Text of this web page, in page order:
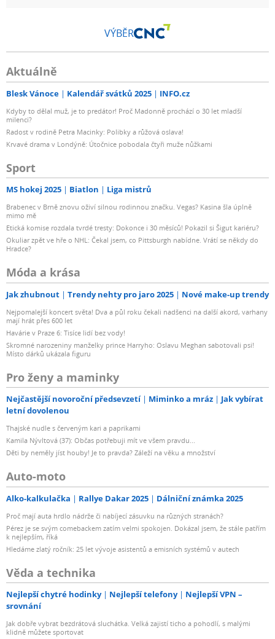
- konstrukce: MDF, povrchová úprava černá dýha
- rozměry: 45,7 × 41,9 × 41,9 cm
- hmotnost: 25 kg
- prodejní jednotka: kus
balení obsahuje
- CLA-Sub
- napájecí kabel
VÝBĚR
Aktuálně
Blesk Vánoce Kalendář svátků 2025 INFO.cz
Kdyby to dělal muž, je to predátor! Proč Madonně prochází o 30 let mladší
milenci?
Radost v rodině Petra Macinky: Polibky a růžová oslava!
Krvavé drama v Londýně: Útočnice pobodala čtyři muže nůžkami
Sport
MS hokej 2025 Biatlon Liga mistrů
Brabenec v Brně znovu oživí silnou rodinnou značku. Vegas? Kasina šla úplně
mimo mě
Etická komise rozdala tvrdé tresty: Dokonce i 30 měsíců! Pokazil si Šigut kariéru?
Okuliar zpět ve hře o NHL: Čekal jsem, co Pittsburgh nabídne. Vrátí se někdy do
Hradce?
Móda a krása
Jak zhubnout Trendy nehty pro jaro 2025 Nové make-up trendy
Nejpomalejší koncert světa! Dva a půl roku čekali nadšenci na další akord, varhany
mají hrát přes 600 let
Havárie v Praze 6: Tisíce lidí bez vody!
Skromné narozeniny manželky prince Harryho: Oslavu Meghan sabotovali psi!
Místo dárků ukázala figuru
Pro ženy a maminky
Nejčastější novoroční předsevzetí Miminko a mráz
Jak vybírat
letní dovolenou
Thajské nudle s červeným kari a paprikami
Kamila Nývltová (37): Občas potřebuji mít ve všem pravdu...
Děti by neměly jíst houby! Je to pravda? Záleží na věku a množství
Auto-moto
Alko-kalkulačka Rallye Dakar 2025 Dálniční známka 2025
Proč mají auta hrdlo nádrže či nabíjecí zásuvku na různých stranách?
Pérez je se svým comebackem zatím velmi spokojen. Dokázal jsem, že stále patřím
k nejlepším, říká
Hledáme zlatý ročník: 25 let vývoje asistentů a emisních systémů v autech
Věda a technika
Nejlepší chytré hodinky Nejlepší telefony
Nejlepší VPN –
srovnání
Jak dobře vybrat bezdrátová sluchátka. Velká zajistí ticho a pohodlí, s malými
klidně můžete sportovat